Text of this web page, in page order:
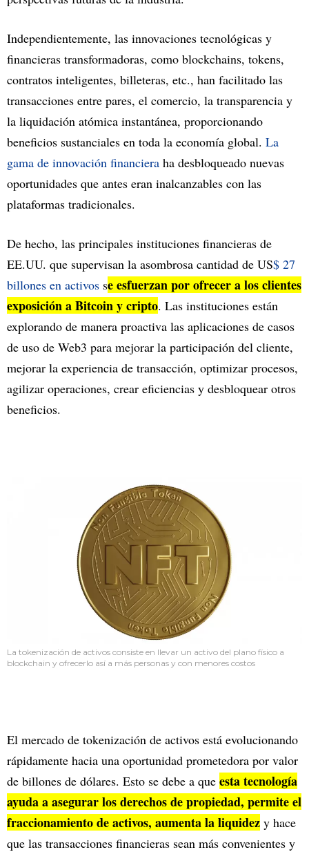
Independientemente, las innovaciones tecnológicas y
financieras transformadoras, como blockchains, tokens,
contratos inteligentes, billeteras, etc., han facilitado las
transacciones entre pares, el comercio, la transparencia y
la liquidación atómica instantánea, proporcionando
beneficios sustanciales en toda la economía global. La
gama de innovación financiera ha desbloqueado nuevas
oportunidades que antes eran inalcanzables con las
plataformas tradicionales.
De hecho, las principales instituciones financieras de
EE.UU. que supervisan la asombrosa cantidad de US$ 27
billones en activos se esfuerzan por ofrecer a los clientes
exposición a Bitcoin y cripto. Las instituciones están
explorando de manera proactiva las aplicaciones de casos
de uso de Web3 para mejorar la participación del cliente,
mejorar la experiencia de transacción, optimizar procesos,
agilizar operaciones, crear eficiencias y desbloquear otros
beneficios.
La tokenización de activos consiste en llevar un activo del plano físico a
blockchain y ofrecerlo así a más personas y con menores costos
El mercado de tokenización de activos está evolucionando
rápidamente hacia una oportunidad prometedora por valor
de billones de dólares. Esto se debe a que esta tecnología
ayuda a asegurar los derechos de propiedad, permite el
fraccionamiento de activos, aumenta la liquidez y hace
que las transacciones financieras sean más convenientes y